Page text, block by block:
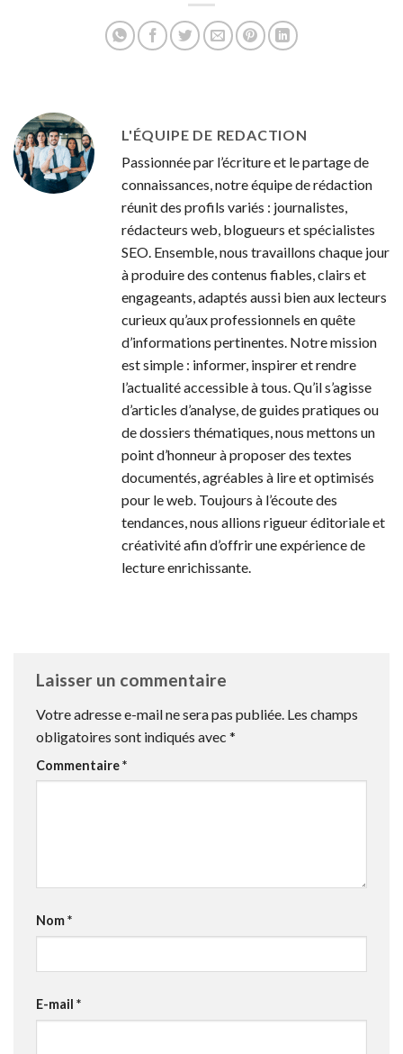
Congo : Régis Le
Sommier témoigne
résilience
inquiétante
L'ÉQUIPE DE REDACTION
Passionnée par l’écriture et le partage de
connaissances, notre équipe de rédaction
réunit des profils variés : journalistes,
rédacteurs web, blogueurs et spécialistes
SEO. Ensemble, nous travaillons chaque jour
à produire des contenus fiables, clairs et
engageants, adaptés aussi bien aux lecteurs
curieux qu’aux professionnels en quête
d’informations pertinentes. Notre mission
est simple : informer, inspirer et rendre
l’actualité accessible à tous. Qu’il s’agisse
d’articles d’analyse, de guides pratiques ou
de dossiers thématiques, nous mettons un
point d’honneur à proposer des textes
documentés, agréables à lire et optimisés
pour le web. Toujours à l’écoute des
tendances, nous allions rigueur éditoriale et
créativité afin d’offrir une expérience de
lecture enrichissante.
Laisser un commentaire
Votre adresse e-mail ne sera pas publiée. Les champs
obligatoires sont indiqués avec *
Commentaire*
Nom*
E-mail *